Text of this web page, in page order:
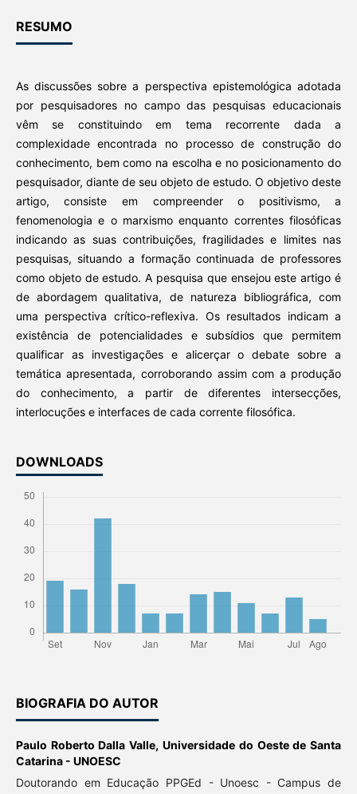
RESUMO
As discussões sobre a perspectiva epistemológica adotada
por pesquisadores no campo das pesquisas educacionais
vêm se constituindo em tema recorrente dada a
complexidade encontrada no processo de construção do
conhecimento, bem como na escolha e no posicionamento do
pesquisador, diante de seu objeto de estudo. O objetivo deste
artigo, consiste em compreender o positivismo, a
fenomenologia e o marxismo enquanto correntes filosóficas
indicando as suas contribuições, fragilidades e limites nas
pesquisas, situando a formação continuada de professores
como objeto de estudo. A pesquisa que ensejou este artigo é
de abordagem qualitativa, de natureza bibliográfica, com
uma perspectiva crítico-reflexiva. Os resultados indicam a
existência de potencialidades e subsídios que permitem
qualificar as investigações e alicerçar o debate sobre a
temática apresentada, corroborando assim com a produção
do conhecimento, a partir de diferentes intersecções,
interlocuções e interfaces de cada corrente filosófica.
DOWNLOADS
BIOGRAFIA DO AUTOR
Paulo Roberto Dalla Valle, Universidade do Oeste de Santa
Catarina - UNOESC
Doutorando em Educação PPGEd - Unoesc - Campus de